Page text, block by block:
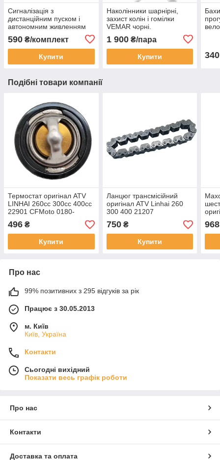
Сигналізація з
дистанційним пуском і
автономним живленням
590 ₴/комплект
Купити
Наколінники шарнірні,
захист колін і гомілки
VEMAR чорні.
1 900₴/пара
Купити 340
Подібні товари компанії
Термостат оригінал ATV
LINHAI 260cc 300cc 400cc
22901 CFMoto 0180-
022810 POLARIS 3084940
та інші
496 ₴
Купити
Ланцюг трансмісійний
оригінал ATV Linhai 260
300 400 21207
750₴
Купити
300
968
Про нас
99% позитивних з 295 відгуків за рік
Працює з 30.05.2013
м. Київ
Київ, Україна
Контакти
Сьогодні вихідний
Показати весь графік роботи
Про нас
Контакти
Доставка та оплата